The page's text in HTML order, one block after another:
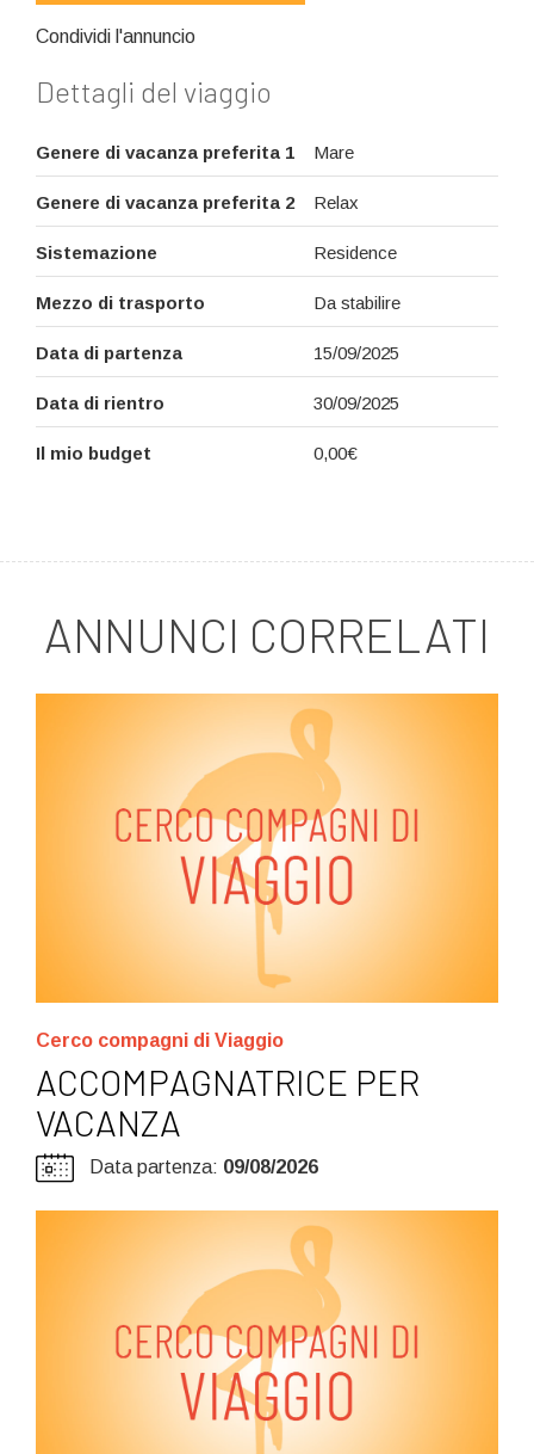
Condividi l'annuncio
Dettagli del viaggio
Genere di vacanza preferita 1 Mare
Genere di vacanza preferita 2 Relax
Sistemazione Residence
Mezzo di trasporto Da stabilire
Data di partenza 15/09/2025
Data di rientro 30/09/2025
Il mio budget 0,00€
ANNUNCI CORRELATI
Cerco compagni di Viaggio
ACCOMPAGNATRICE PER
VACANZA
Data partenza: 09/08/2026